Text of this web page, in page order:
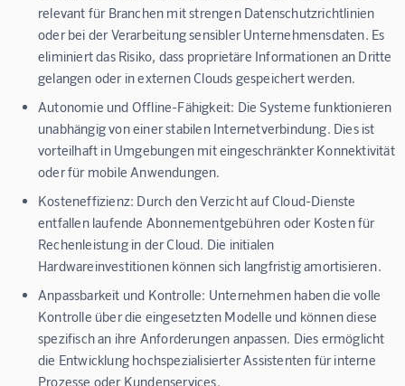
relevant für Branchen mit strengen Datenschutzrichtlinien
oder bei der Verarbeitung sensibler Unternehmensdaten. Es
eliminiert das Risiko, dass proprietäre Informationen an Dritte
gelangen oder in externen Clouds gespeichert werden.
Autonomie und Offline-Fähigkeit: Die Systeme funktionieren
unabhängig von einer stabilen Internetverbindung. Dies ist
vorteilhaft in Umgebungen mit eingeschränkter Konnektivität
oder für mobile Anwendungen.
Kosteneffizienz: Durch den Verzicht auf Cloud-Dienste
entfallen laufende Abonnementgebühren oder Kosten für
Rechenleistung in der Cloud. Die initialen
Hardwareinvestitionen können sich langfristig amortisieren.
Anpassbarkeit und Kontrolle: Unternehmen haben die volle
Kontrolle über die eingesetzten Modelle und können diese
spezifisch an ihre Anforderungen anpassen. Dies ermöglicht
die Entwicklung hochspezialisierter Assistenten für interne
Prozesse oder Kundenservices.